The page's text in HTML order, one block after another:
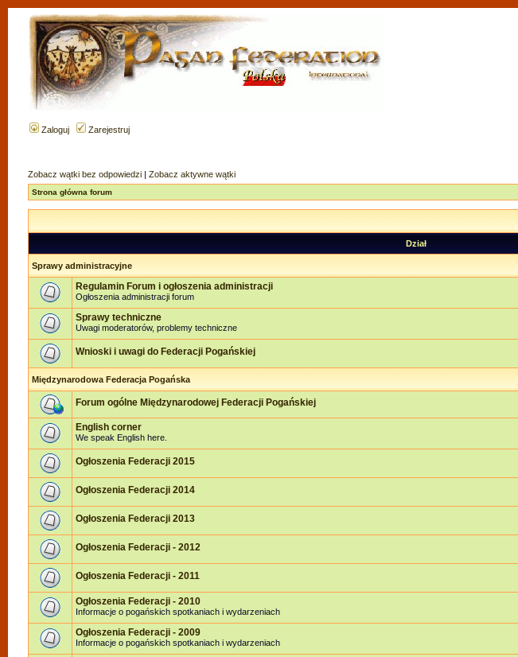
Zaloguj Zarejestruj
Zobacz wątki bez odpowiedzi | Zobacz aktywne wątki
Strona główna forum
Dział
Sprawy administracyjne
Regulamin Forum i ogłoszenia administracji
Ogłoszenia administracji forum
Sprawy techniczne
Uwagi moderatorów, problemy techniczne
Wnioski i uwagi do Federacji Pogańskiej
Międzynarodowa Federacja Pogańska
Forum ogólne Międzynarodowej Federacji Pogańskiej
English corner
We speak English here.
Ogłoszenia Federacji 2015
Ogłoszenia Federacji 2014
Ogłoszenia Federacji 2013
Ogłoszenia Federacji - 2012
Ogłoszenia Federacji - 2011
Ogłoszenia Federacji - 2010
Informacje o pogańskich spotkaniach i wydarzeniach
Ogłoszenia Federacji - 2009
Informacje o pogańskich spotkaniach i wydarzeniach